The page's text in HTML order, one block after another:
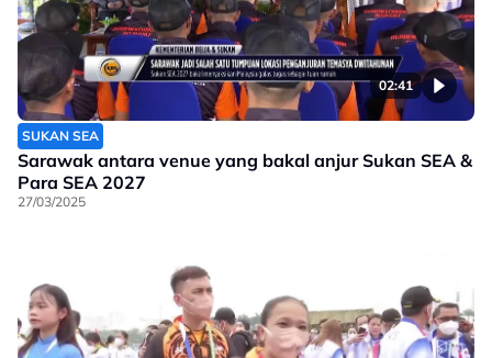
02:41
SUKAN SEA
Sarawak antara venue yang bakal anjur Sukan SEA &
Para SEA 2027
27/03/2025